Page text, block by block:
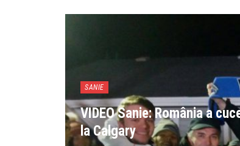
SANIE
VIDEO Sanie: România a
la Calgary